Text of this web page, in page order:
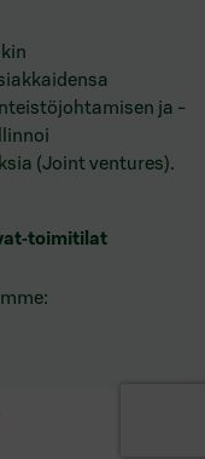
ja -
(Joint ventures).